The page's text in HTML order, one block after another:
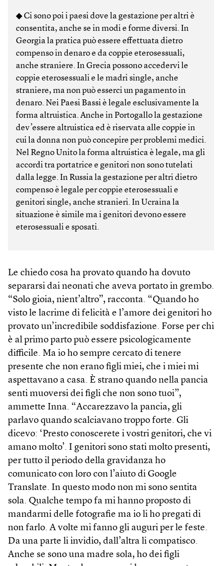
◆ Ci sono poi i paesi dove la gestazione per altri è
consentita, anche se in modi e forme diversi. In
Georgia la pratica può essere effettuata dietro
compenso in denaro e da coppie eterosessuali,
anche straniere. In Grecia possono accedervi le
coppie eterosessuali e le madri single, anche
straniere, ma non può esserci un pagamento in
denaro. Nei Paesi Bassi è legale esclusivamente la
forma altruistica. Anche in Portogallo la gestazione
dev’essere altruistica ed è riservata alle coppie in
cui la donna non può concepire per problemi medici.
Nel Regno Unito la forma altruistica è legale, ma gli
accordi tra portatrice e genitori non sono tutelati
dalla legge. In Russia la gestazione per altri dietro
compenso è legale per coppie eterosessuali e
genitori single, anche stranieri. In Ucraina la
situazione è simile ma i genitori devono essere
eterosessuali e sposati.
Le chiedo cosa ha provato quando ha dovuto
separarsi dai neonati che aveva portato in grembo.
“Solo gioia, nient’altro”, racconta. “Quando ho
visto le lacrime di felicità e l’amore dei genitori ho
provato un’incredibile soddisfazione. Forse per chi
è al primo parto può essere psicologicamente
difficile. Ma io ho sempre cercato di tenere
presente che non erano figli miei, che i miei mi
aspettavano a casa. È strano quando nella pancia
senti muoversi dei figli che non sono tuoi”,
ammette Inna. “Accarezzavo la pancia, gli
parlavo quando scalciavano troppo forte. Gli
dicevo: ‘Presto conoscerete i vostri genitori, che vi
amano molto’. I genitori sono stati molto presenti,
per tutto il periodo della gravidanza ho
comunicato con loro con l’aiuto di Google
Translate. In questo modo non mi sono sentita
sola. Qualche tempo fa mi hanno proposto di
mandarmi delle fotografie ma io li ho pregati di
non farlo. A volte mi fanno gli auguri per le feste.
Da una parte li invidio, dall’altra li compatisco.
Anche se sono una madre sola, ho dei figli